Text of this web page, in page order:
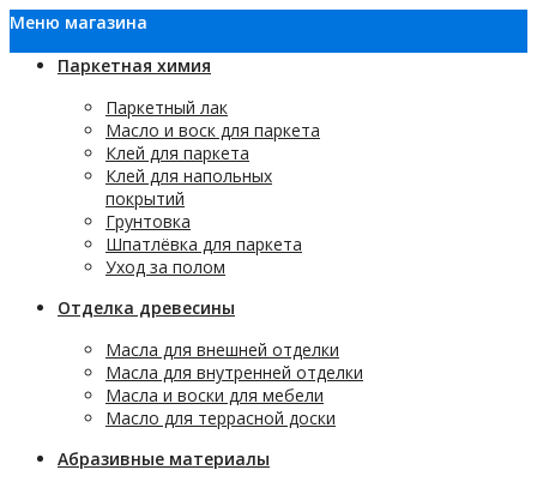
Меню магазина
Паркетная химия
Паркетный лак
Масло и воск для паркета
Клей для паркета
Клей для напольных
покрытий
Грунтовка
Шпатлёвка для паркета
Уход за полом
Отделка древесины
Масла для внешней отделки
Масла для внутренней отделки
Масла и воски для мебели
Масло для террасной доски
Абразивные материалы